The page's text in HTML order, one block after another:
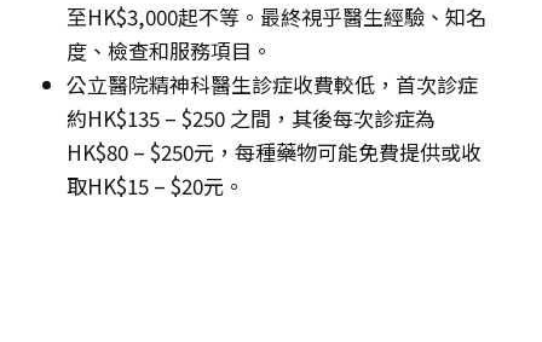
至HK$3,000起不等。最終視乎醫生經驗、知名
度、檢查和服務項目。
公立醫院精神科醫生診症收費較低，首次診症
約HK$135 – $250 之間，其後每次診症為
HK$80 – $250元，每種藥物可能免費提供或收
取HK$15 – $20元。